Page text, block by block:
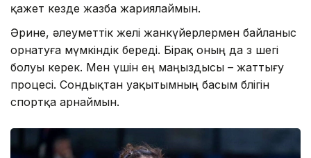
қажет кезде жазба жариялаймын.
Әрине, әлеуметтік желі жанкүйерлермен байланыс
орнатуға мүмкіндік береді. Бірақ оның да өз шегі
болуы керек. Мен үшін ең маңыздысы – жаттығу
процесі. Сондықтан уақытымның басым бөлігін
спортқа арнаймын.